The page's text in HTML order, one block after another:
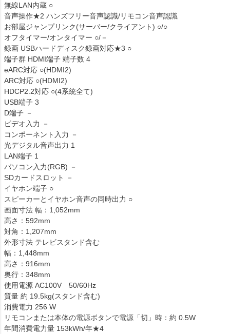
無線LAN内蔵 ○
音声操作★2 ハンズフリー音声認識/リモコン音声認識
お部屋ジャンプリンク(サーバー/クライアント) ○/○
オフタイマー/オンタイマー ○/－
録画 USBハードディスク録画対応★3 ○
端子群 HDMI端子 端子数 4
eARC対応 ○(HDMI2)
ARC対応 ○(HDMI2)
HDCP2.2対応 ○(4系統全て)
USB端子 3
D端子 －
ビデオ入力 －
コンポーネント入力 －
光デジタル音声出力 1
LAN端子 1
パソコン入力(RGB) －
SDカードスロット －
イヤホン端子 ○
スピーカーとイヤホン音声の同時出力 ○
画面寸法 幅：1,052mm
高さ：592mm
対角：1,207mm
外形寸法 テレビスタンド含む
幅：1,448mm
高さ：916mm
奥行：348mm
使用電源 AC100V 50/60Hz
質量 約 19.5kg(スタンド含む)
消費電力 256 W
リモコンまたは本体の電源ボタンで電源「切」時：約 0.5W
年間消費電力量 153kWh/年★4